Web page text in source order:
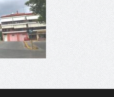
Κατάλογο Παγκόσμιας
Ομόφωνη η απόφαση Ο
και πολιτιστικό
αξίας για την
ΔΡΑΣΕΙΣ ΓΙΑ ΠΑΙΔΙΑ